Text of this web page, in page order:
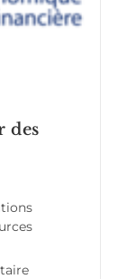
des